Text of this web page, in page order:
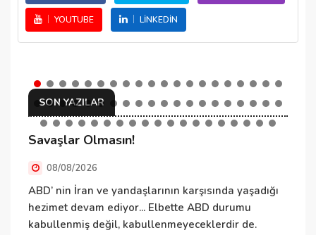
YOUTUBE LINKEDIN
SON YAZILAR
Savaşlar Olmasın!
08/08/2026
ABD’ nin İran ve yandaşlarının karşısında yaşadığı
hezimet devam ediyor... Elbette ABD durumu
kabullenmiş değil, kabullenmeyeceklerdir de.